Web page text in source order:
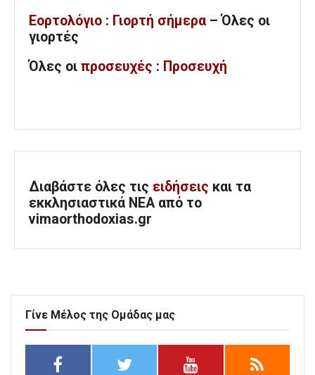
Εορτολόγιο : Γιορτή σήμερα – Όλες οι
γιορτές
Όλες οι προσευχές : Προσευχή
Διαβάστε όλες τις ειδήσεις και τα
εκκλησιαστικά ΝΕΑ από το
vimaorthodoxias.gr
Γίνε Μέλος της Ομάδας μας